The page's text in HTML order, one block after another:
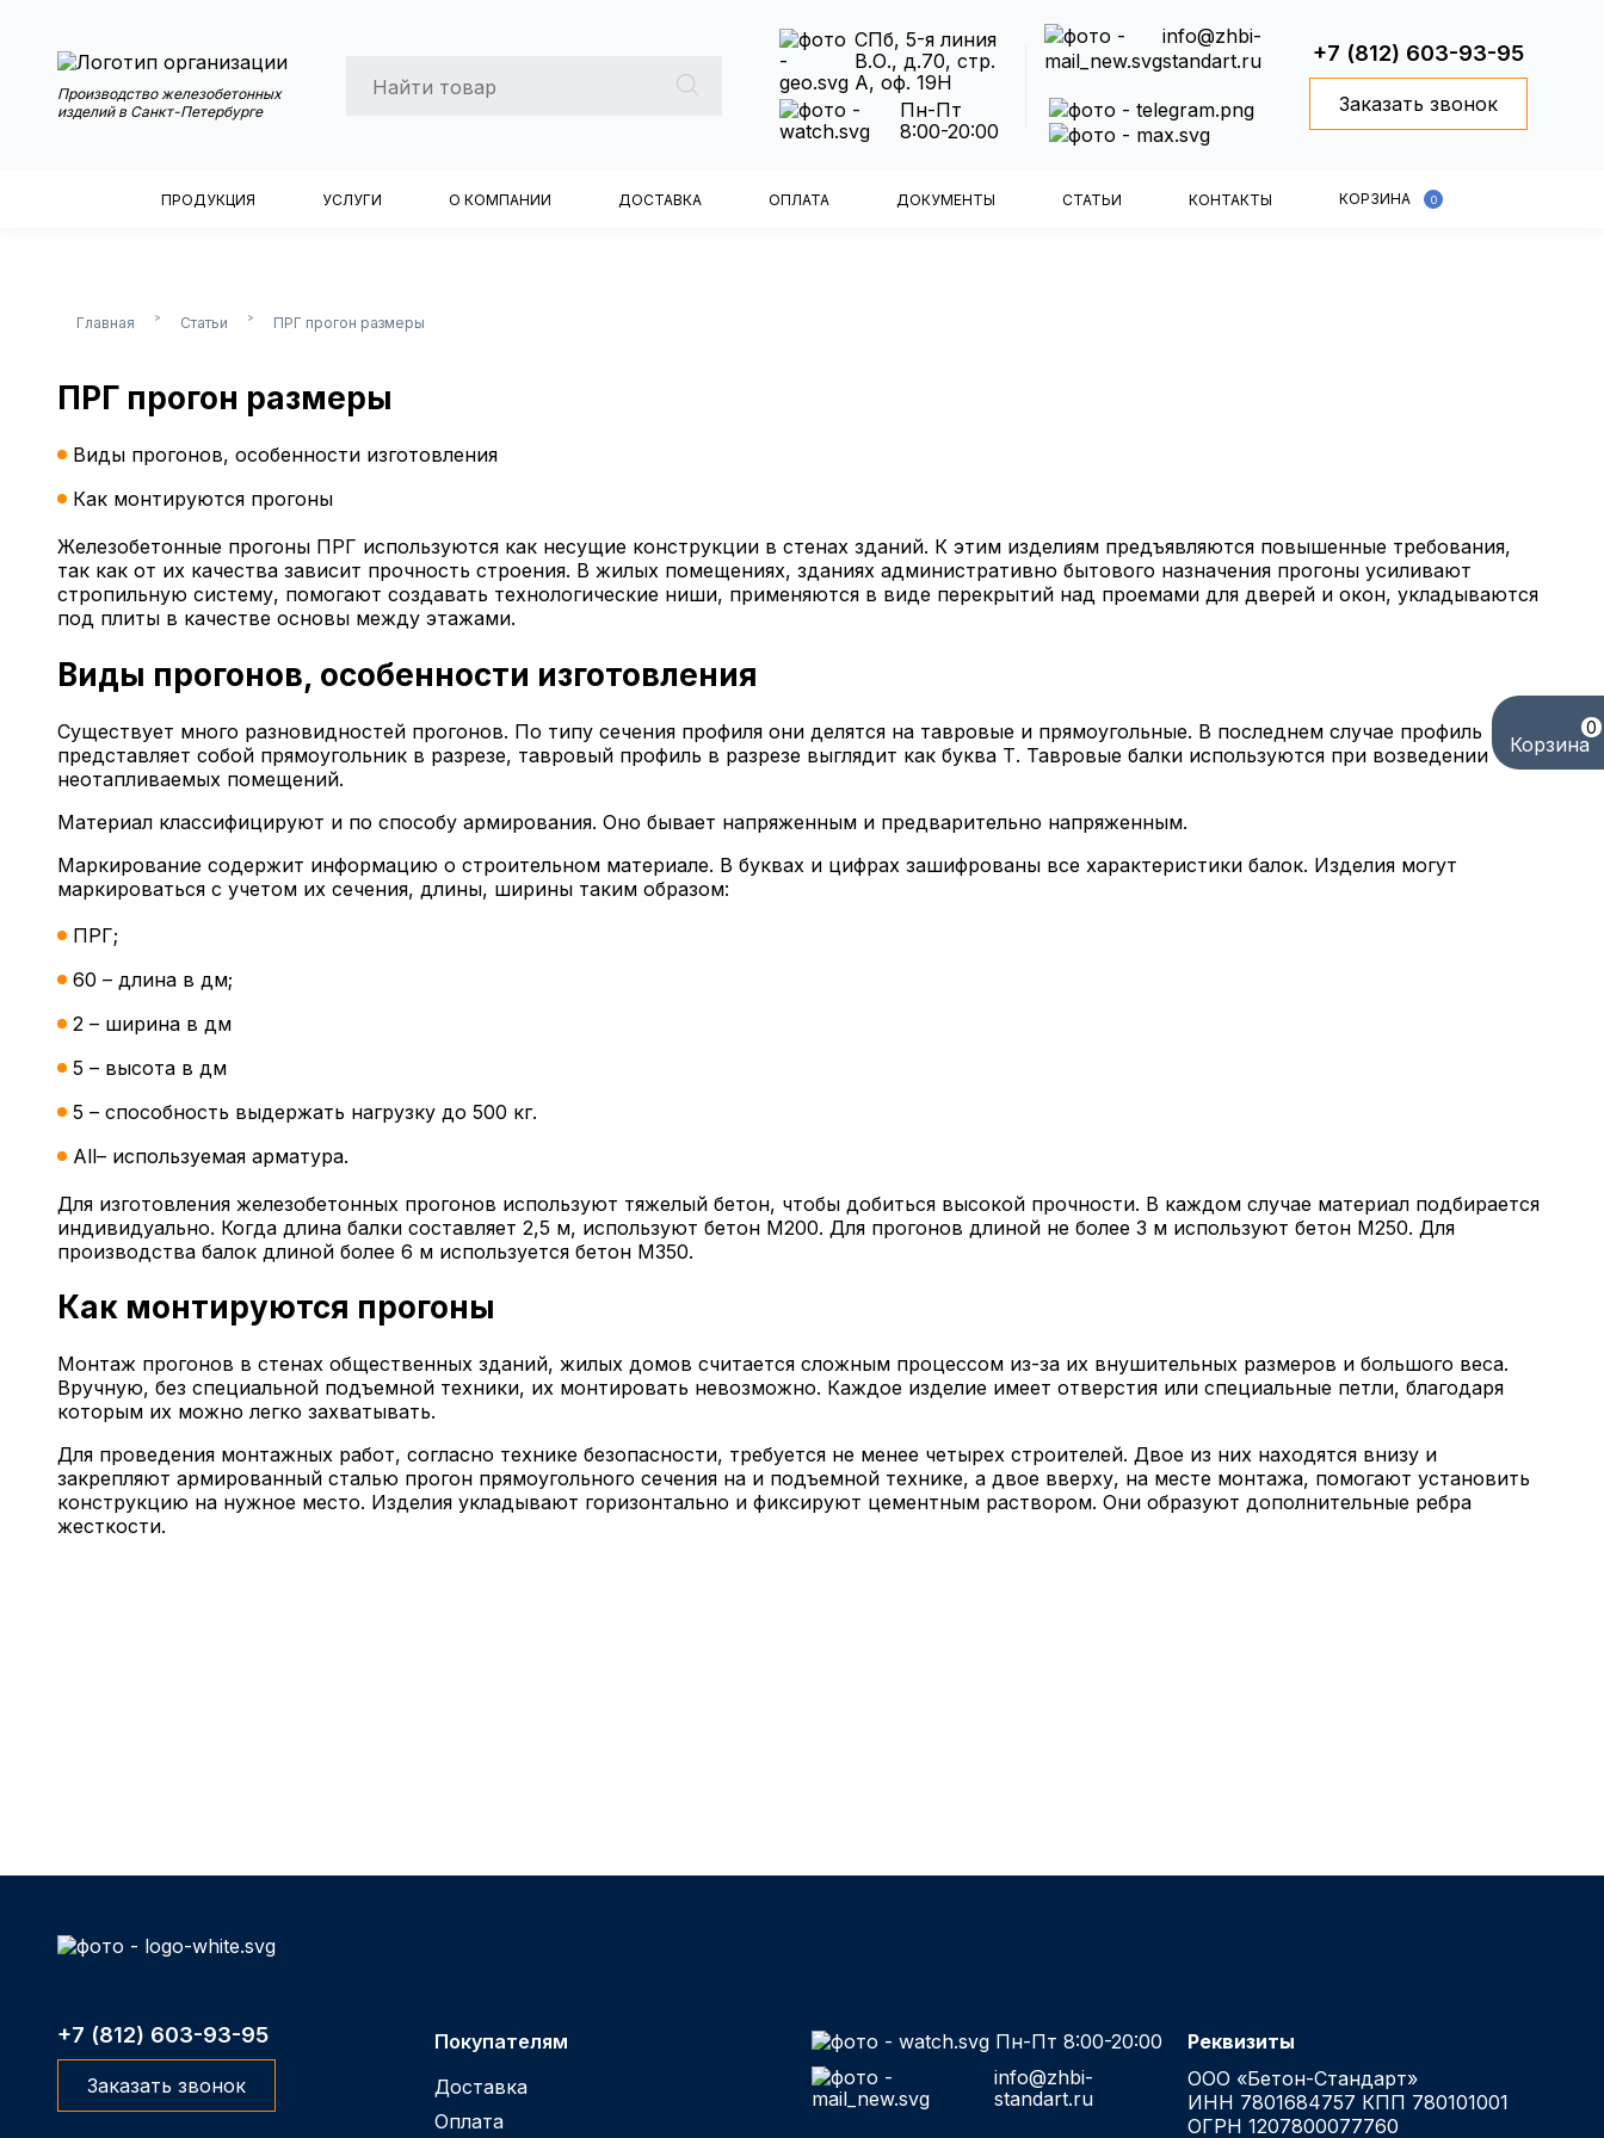
Производство железобетонных
изделий в Санкт-Петербурге
СПб, 5-я линия
В.О., д.70, стр.
А, оф. 19Н
Пн-Пт
8:00-20:00
info@zhbi-
standart.ru
+7 (812) 603-93-95
Заказать звонок
ПРОДУКЦИЯ УСЛУГИ О КОМПАНИИ ДОСТАВКА ОПЛАТА ДОКУМЕНТЫ СТАТЬИ КОНТАКТЫ КОРЗИНА 0
Главная > Статьи > ПРГ прогон размеры
ПРГ прогон размеры
Виды прогонов, особенности изготовления
Как монтируются прогоны
Железобетонные прогоны ПРГ используются как несущие конструкции в стенах зданий. К этим изделиям предъявляются повышенные требования,
так как от их качества зависит прочность строения. В жилых помещениях, зданиях административно бытового назначения прогоны усиливают
стропильную систему, помогают создавать технологические ниши, применяются в виде перекрытий над проемами для дверей и окон, укладываются
под плиты в качестве основы между этажами.
Виды прогонов, особенности изготовления
Существует много разновидностей прогонов. По типу сечения профиля они делятся на тавровые и прямоугольные. В последнем случае профиль
представляет собой прямоугольник в разрезе, тавровый профиль в разрезе выглядит как буква Т. Тавровые балки используются при возведении
неотапливаемых помещений.
Материал классифицируют и по способу армирования. Оно бывает напряженным и предварительно напряженным.
Маркирование содержит информацию о строительном материале. В буквах и цифрах зашифрованы все характеристики балок. Изделия могут
маркироваться с учетом их сечения, длины, ширины таким образом:
ПРГ;
60 – длина в дм;
2 – ширина в дм
5 – высота в дм
5 – способность выдержать нагрузку до 500 кг.
All– используемая арматура.
Для изготовления железобетонных прогонов используют тяжелый бетон, чтобы добиться высокой прочности. В каждом случае материал подбирается
индивидуально. Когда длина балки составляет 2,5 м, используют бетон М200. Для прогонов длиной не более 3 м используют бетон М250. Для
производства балок длиной более 6 м используется бетон М350.
Как монтируются прогоны
Монтаж прогонов в стенах общественных зданий, жилых домов считается сложным процессом из-за их внушительных размеров и большого веса.
Вручную, без специальной подъемной техники, их монтировать невозможно. Каждое изделие имеет отверстия или специальные петли, благодаря
которым их можно легко захватывать.
Для проведения монтажных работ, согласно технике безопасности, требуется не менее четырех строителей. Двое из них находятся внизу и
закрепляют армированный сталью прогон прямоугольного сечения на и подъемной технике, а двое вверху, на месте монтажа, помогают установить
конструкцию на нужное место. Изделия укладывают горизонтально и фиксируют цементным раствором. Они образуют дополнительные ребра
жесткости.
+7 (812) 603-93-95
Заказать звонок
Покупателям
Доставка
Оплата
Пн-Пт 8:00-20:00
info@zhbi-
standart.ru
Реквизиты
ООО «Бетон-Стандарт»
ИНН 7801684757 КПП 780101001
ОГРН 1207800077760
Корзина
0